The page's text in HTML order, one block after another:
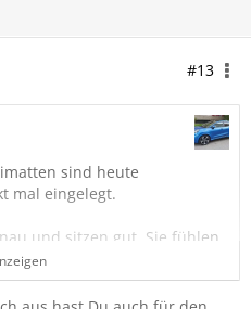
#13
sind heute
mal eingelegt.
und sitzen gut. Sie fühlen
vielleicht 2-3mm), aber
Bin zufrieden!